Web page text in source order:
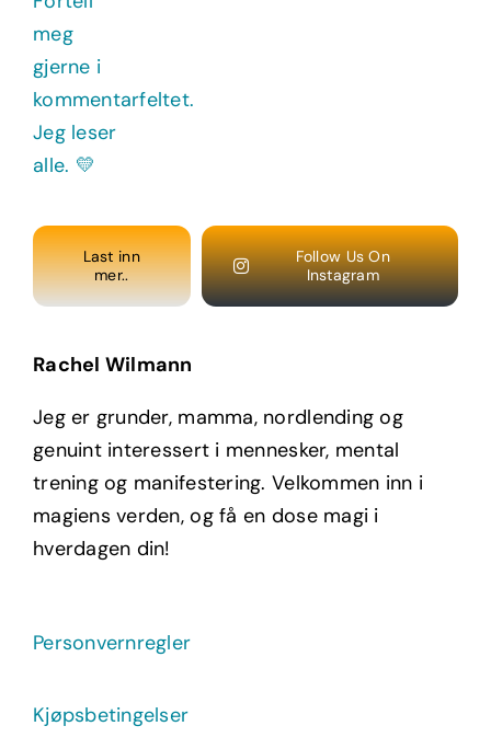
Last inn
mer..
Follow Us On
Instagram
Rachel Wilmann
Jeg er grunder, mamma, nordlending og
genuint interessert i mennesker, mental
trening og manifestering. Velkommen inn i
magiens verden, og få en dose magi i
hverdagen din!
Personvernregler
Kjøpsbetingelser